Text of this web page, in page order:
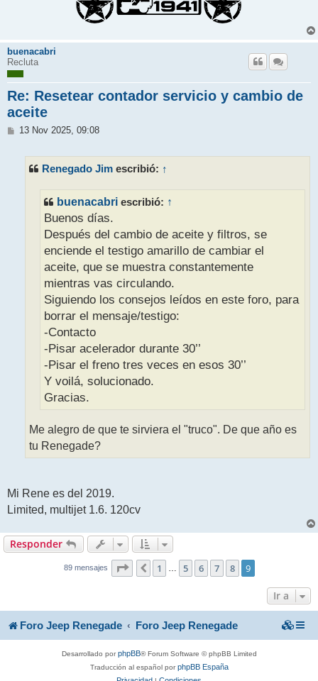
buenacabri
Recluta
Re: Resetear contador servicio y cambio de
aceite
M13 Nov 2025, 09:08
Renegado Jim escribió: ↑
buenacabri escribió: ↑
Buenos días.
Después del cambio de aceite y filtros, se
enciende el testigo amarillo de cambiar el
aceite, que se muestra constantemente
mientras vas circulando.
Siguiendo los consejos leídos en este foro, para
borrar el mensaje/testigo:
-Contacto
-Pisar acelerador durante 30’’
-Pisar el freno tres veces en esos 30’’
Y voilá, solucionado.
Gracias.
Me alegro de que te sirviera el "truco". De que año es
tu Renegade?
Mi Rene es del 2019.
Limited, multijet 1.6. 120cv
Responder
89 mensajes Página 9de9
Anterior
1 … 5 6 7 8 9
Ir a
Foro Jeep Renegade Foro Jeep Renegade
Desarrollado porphpBB® Forum Software © phpBB Limited
Traducción al español porphpBB España